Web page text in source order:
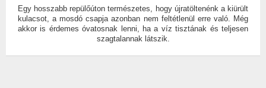
Egy hosszabb repülőúton természetes, hogy újratöltenénk a kiürült
kulacsot, a mosdó csapja azonban nem feltétlenül erre való. Még
akkor is érdemes óvatosnak lenni, ha a víz tisztának és teljesen
szagtalannak látszik.